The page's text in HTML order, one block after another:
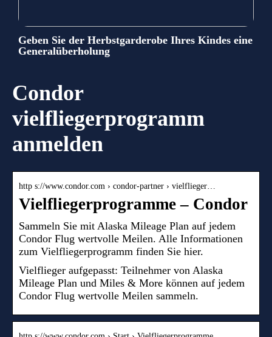
Geben Sie der Herbstgarderobe Ihres Kindes eine
Generalüberholung
Condor
vielfliegerprogramm
anmelden
http s://www.condor.com › condor-partner › vielflieger…
Vielfliegerprogramme – Condor
Sammeln Sie mit Alaska Mileage Plan auf jedem
Condor Flug wertvolle Meilen. Alle Informationen
zum Vielfliegerprogramm finden Sie hier.
Vielflieger aufgepasst: Teilnehmer von Alaska
Mileage Plan und Miles & More können auf jedem
Condor Flug wertvolle Meilen sammeln.